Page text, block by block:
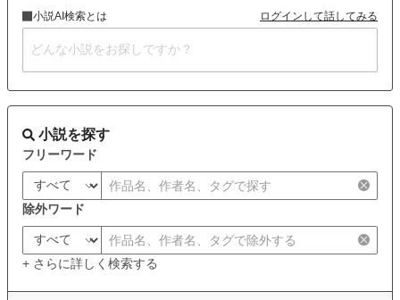
小説AI検索とは ログインして話してみる
小説を探す
フリーワード
除外ワード
+ さらに詳しく検索する